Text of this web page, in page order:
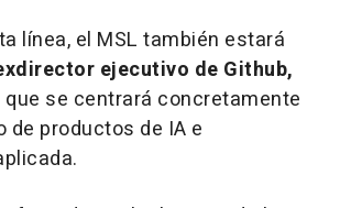
línea, el MSL también estará
ejecutivo de Github,
que se centrará concretamente
de productos de IA e